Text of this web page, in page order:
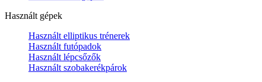
Használt gépek
Használt elliptikus trénerek
Használt futópadok
Használt lépcsőzők
Használt szobakerékpárok